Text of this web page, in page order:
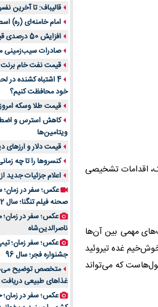
اقدامات تشخیصی
مهمی بین آن‌ها
غده تیروئید
که می‌تواند
قالیباف: تا آخرین
امام خامنه‌ای (ره)
افزایش 50 درصدی قیمت گاز در اروپا
صادرات سیب‌زمینی
قیمت نفت خام برنت
4 اشتباه کشنده در
خود محافظت کنیم؟
قیمت طلا وسکه امروز 13
ویتامین‌ها
قیمت دلار و ارزهای دیگر
کنسروها را تا چه
اعلام جزئیات جدید
عکس؛ سفر در
صحنه فیلم تنگنا؛ سال 52
عکس؛ سفر در
ناصرالدین‌شاه
عکس؛ سفر زمان؛
جشنواره فجر؛ سال 96
غذاهای طبیعی دریافت